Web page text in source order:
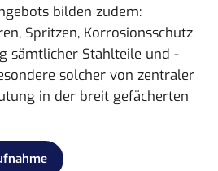
bilden zudem:
Spritzen, Korrosionsschutz
sämtlicher Stahlteile und -
solcher von zentraler
in der breit gefächerten